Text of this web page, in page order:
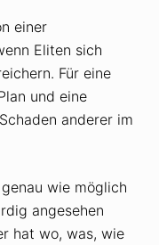
einer
Eliten sich
Für eine
und eine
anderer im
wie möglich
angesehen
hat wo, was, wie